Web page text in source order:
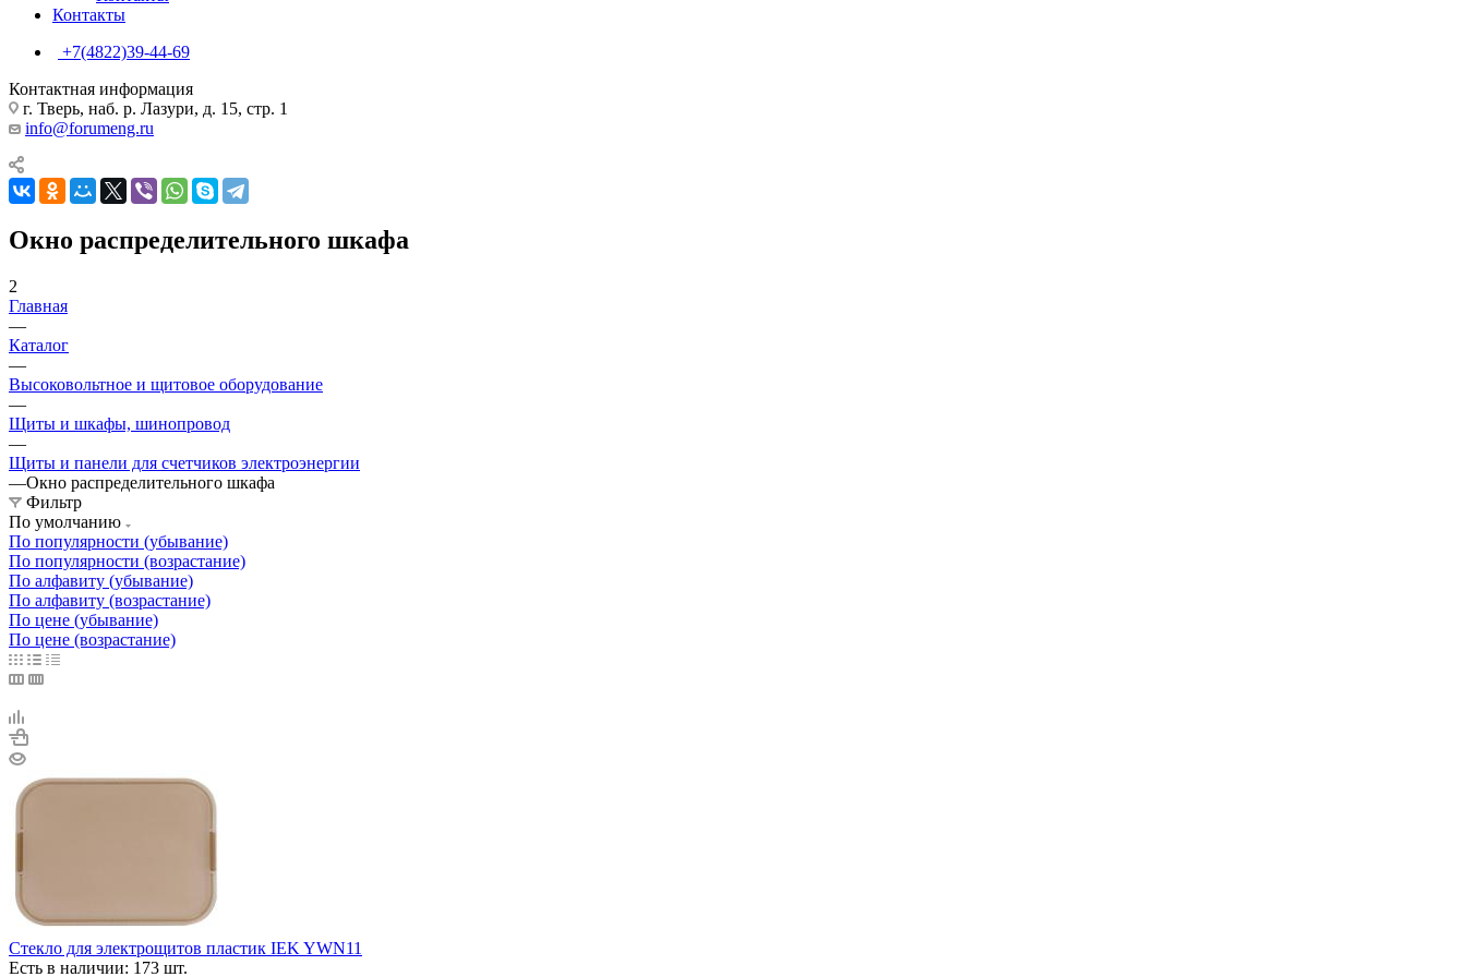
Контакты
+7(4822)39-44-69
Контактная информация
г. Тверь, наб. р. Лазури, д. 15, стр. 1
info@forumeng.ru
Окно распределительного шкафа
2
Главная
—
Каталог
—
Высоковольтное и щитовое оборудование
—
Щиты и шкафы, шинопровод
—
Щиты и панели для счетчиков электроэнергии
—Окно распределительного шкафа
Фильтр
По умолчанию
По популярности (убывание)
По популярности (возрастание)
По алфавиту (убывание)
По алфавиту (возрастание)
По цене (убывание)
По цене (возрастание)
Стекло для электрощитов пластик IEK YWN11
Есть в наличии: 173 шт.